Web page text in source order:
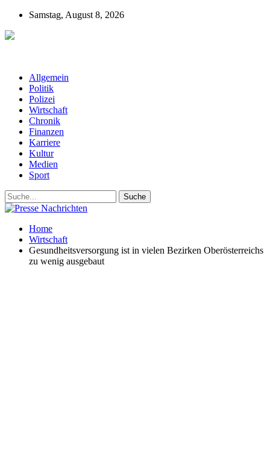
Samstag, August 8, 2026
Allgemein
Politik
Polizei
Wirtschaft
Chronik
Finanzen
Karriere
Kultur
Medien
Sport
Home
Wirtschaft
Gesundheitsversorgung ist in vielen Bezirken Oberösterreichs
zu wenig ausgebaut